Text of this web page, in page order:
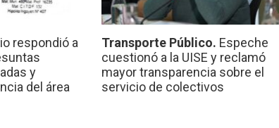
respondió a
y
del área
Transporte Público. Espeche
cuestionó a la UISE y reclamó
mayor transparencia sobre el
servicio de colectivos